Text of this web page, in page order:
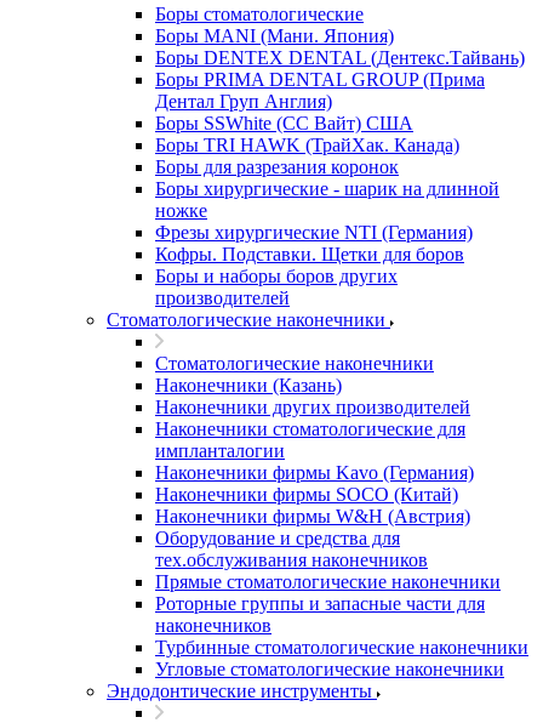
Боры стоматологические
Боры MANI (Мани. Япония)
Боры DENTEX DENTAL (Дентекс.Тайвань)
Боры PRIMA DENTAL GROUP (Прима
Дентал Груп Англия)
Боры SSWhite (СС Вайт) США
Боры TRI HAWK (ТрайХак. Канада)
Боры для разрезания коронок
Боры хирургические - шарик на длинной
ножке
Фрезы хирургические NTI (Германия)
Кофры. Подставки. Щетки для боров
Боры и наборы боров других
производителей
Стоматологические наконечники
Стоматологические наконечники
Наконечники (Казань)
Наконечники других производителей
Наконечники стоматологические для
импланталогии
Наконечники фирмы Kavo (Германия)
Наконечники фирмы SOCO (Китай)
Наконечники фирмы W&H (Австрия)
Оборудование и средства для
тех.обслуживания наконечников
Прямые стоматологические наконечники
Роторные группы и запасные части для
наконечников
Турбинные стоматологические наконечники
Угловые стоматологические наконечники
Эндодонтические инструменты